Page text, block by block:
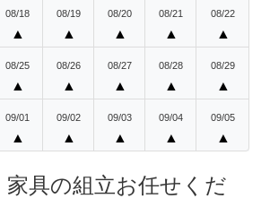
08/18
▲
08/19
▲
08/20
▲
08/21
▲
08/22
▲
08/25
▲
08/26
▲
08/27
▲
08/28
▲
08/29
▲
09/01
▲
09/02
▲
09/03
▲
09/04
▲
09/05
▲
家具の組立お任せくだ